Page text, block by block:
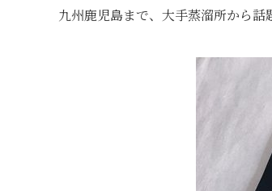
九州鹿児島まで、大手蒸溜所から話